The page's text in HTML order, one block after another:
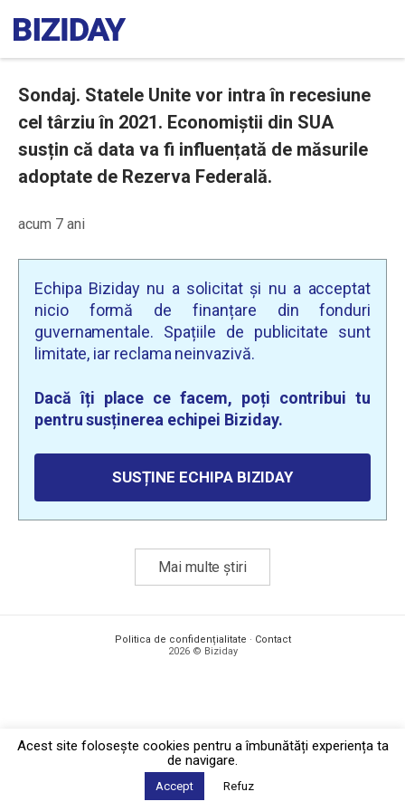
Sondaj. Statele Unite vor intra în recesiune
cel târziu în 2021. Economiștii din SUA
susțin că data va fi influențată de măsurile
adoptate de Rezerva Federală.
acum 7 ani
Echipa Biziday nu a solicitat și nu a acceptat
nicio formă de finanțare din fonduri
guvernamentale. Spațiile de publicitate sunt
limitate, iar reclama neinvazivă.
Dacă îți place ce facem, poți contribui tu
pentru susținerea echipei Biziday.
SUSȚINE ECHIPA BIZIDAY
Mai multe știri
Politica de confidențialitate · Contact
2026 © Biziday
Acest site foloseşte cookies pentru a îmbunătăți experiența ta
de navigare.
Accept Refuz